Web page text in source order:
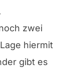
zwei
hiermit
gibt es